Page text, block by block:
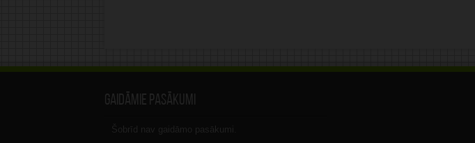
Gaidāmie pasākumi
Šobrīd nav gaidāmo pasākumi.